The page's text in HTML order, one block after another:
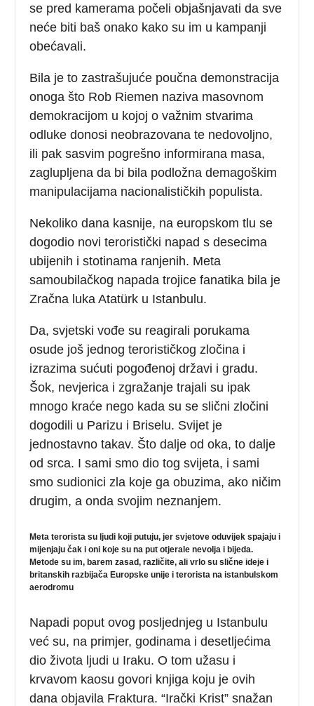
se pred kamerama počeli objašnjavati da sve
neće biti baš onako kako su im u kampanji
obećavali.
Bila je to zastrašujuće poučna demonstracija
onoga što Rob Riemen naziva masovnom
demokracijom u kojoj o važnim stvarima
odluke donosi neobrazovana te nedovoljno,
ili pak sasvim pogrešno informirana masa,
zaglupljena da bi bila podložna demagoškim
manipulacijama nacionalističkih populista.
Nekoliko dana kasnije, na europskom tlu se
dogodio novi teroristički napad s desecima
ubijenih i stotinama ranjenih. Meta
samoubilačkog napada trojice fanatika bila je
Zračna luka Atatürk u Istanbulu.
Da, svjetski vođe su reagirali porukama
osude još jednog terorističkog zločina i
izrazima sućuti pogođenoj državi i gradu.
Šok, nevjerica i zgražanje trajali su ipak
mnogo kraće nego kada su se slični zločini
dogodili u Parizu i Briselu. Svijet je
jednostavno takav. Što dalje od oka, to dalje
od srca. I sami smo dio tog svijeta, i sami
smo sudionici zla koje ga obuzima, ako ničim
drugim, a onda svojim neznanjem.
Meta terorista su ljudi koji putuju, jer svjetove oduvijek spajaju i
mijenjaju čak i oni koje su na put otjerale nevolja i bijeda.
Metode su im, barem zasad, različite, ali vrlo su slične ideje i
britanskih razbijača Europske unije i terorista na istanbulskom
aerodromu
Napadi poput ovog posljednjeg u Istanbulu
već su, na primjer, godinama i desetljećima
dio života ljudi u Iraku. O tom užasu i
krvavom kaosu govori knjiga koju je ovih
dana objavila Fraktura. “Irački Krist” snažan